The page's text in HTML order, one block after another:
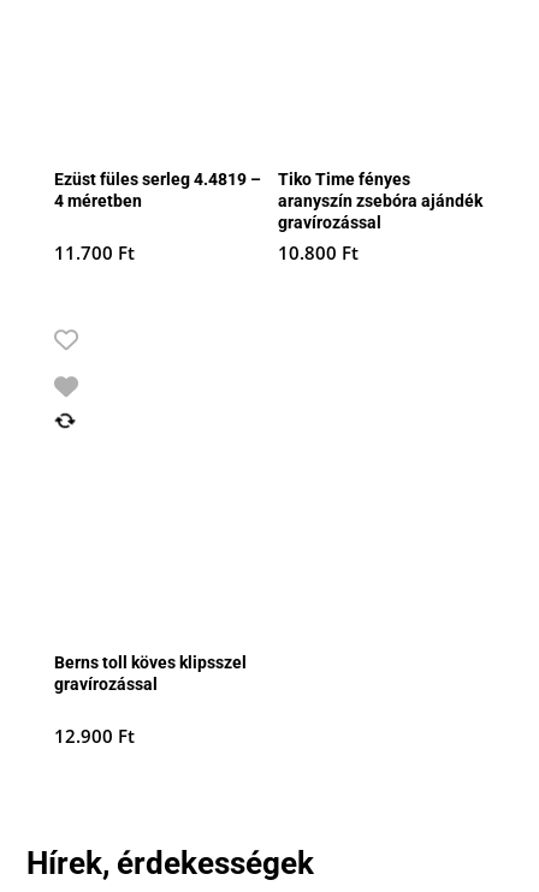
Ezüst füles serleg 4.4819 –
4 méretben
11.700 Ft
Tiko Time fényes
aranyszín zsebóra ajándék
gravírozással
10.800 Ft
Berns toll köves klipsszel
gravírozással
12.900 Ft
Hírek, érdekességek